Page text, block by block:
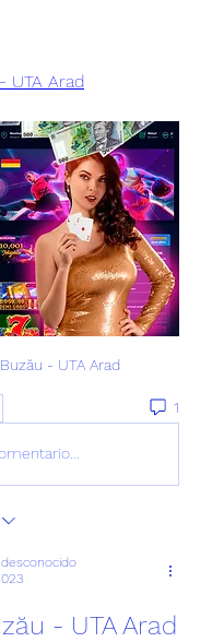
UTA Arad
- UTA Arad
1
- UTA Arad